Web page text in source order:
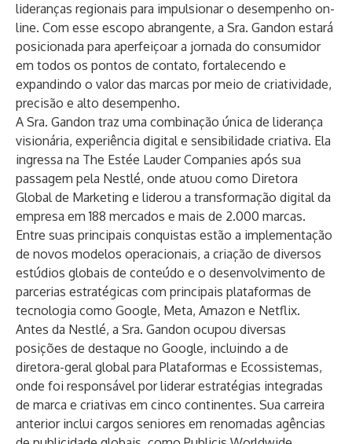
lideranças regionais para impulsionar o desempenho on-
line. Com esse escopo abrangente, a Sra. Gandon estará
posicionada para aperfeiçoar a jornada do consumidor
em todos os pontos de contato, fortalecendo e
expandindo o valor das marcas por meio de criatividade,
precisão e alto desempenho.
A Sra. Gandon traz uma combinação única de liderança
visionária, experiência digital e sensibilidade criativa. Ela
ingressa na The Estée Lauder Companies após sua
passagem pela Nestlé, onde atuou como Diretora
Global de Marketing e liderou a transformação digital da
empresa em 188 mercados e mais de 2.000 marcas.
Entre suas principais conquistas estão a implementação
de novos modelos operacionais, a criação de diversos
estúdios globais de conteúdo e o desenvolvimento de
parcerias estratégicas com principais plataformas de
tecnologia como Google, Meta, Amazon e Netflix.
Antes da Nestlé, a Sra. Gandon ocupou diversas
posições de destaque no Google, incluindo a de
diretora-geral global para Plataformas e Ecossistemas,
onde foi responsável por liderar estratégias integradas
de marca e criativas em cinco continentes. Sua carreira
anterior inclui cargos seniores em renomadas agências